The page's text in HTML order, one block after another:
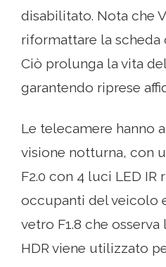
disabilitato. Nota che
riformattare la scheda
Ciò prolunga la vita
garantendo riprese
Le telecamere hanno
visione notturna, con
F2.0 con 4 luci LED IR
occupanti del veicolo
vetro F1.8 che osserva
HDR viene utilizzato